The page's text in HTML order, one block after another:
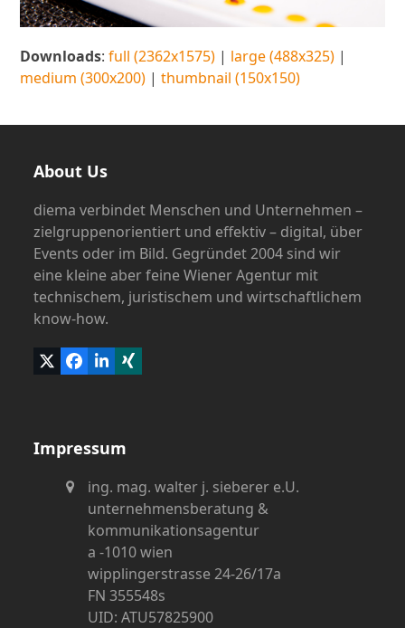
Downloads:full (2362x1575) | large (488x325) |
medium (300x200) |thumbnail (150x150)
About Us
diema verbindet Menschen und Unternehmen –
zielgruppenorientiert und effektiv – digital, über
Events oder im Bild. Gegründet 2004 sind wir
eine kleine aber feine Wiener Agentur mit
technischem, juristischem und wirtschaftlichem
know-how.
TwitterFacebook
LinkedIn
Xing
Impressum
ing. mag. walter j. sieberer e.U.
unternehmensberatung &
kommunikationsagentur
a -1010 wien
wipplingerstrasse 24-26/17a
FN 355548s
UID: ATU57825900